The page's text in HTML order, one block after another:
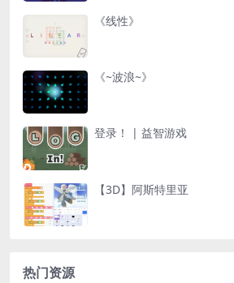
《线性》
《~波浪~》
登录！ | 益智游戏
【3D】阿斯特里亚
热门资源